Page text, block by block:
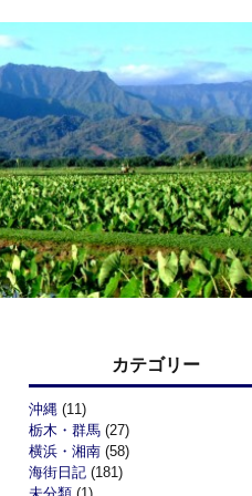
カテゴリー
沖縄 (11)
栃木・群馬 (27)
横浜・湘南 (58)
海街日記 (181)